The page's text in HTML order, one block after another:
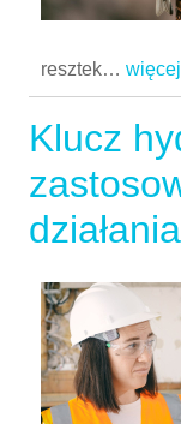
resztek… więcej
Klucz